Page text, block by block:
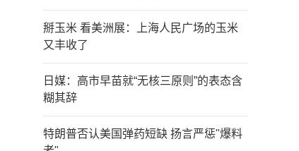
掰玉米 看美洲展：上海人民广场的玉米
又丰收了
日媒：高市早苗就“无核三原则”的表态含
糊其辞
特朗普否认美国弹药短缺 扬言严惩"爆料